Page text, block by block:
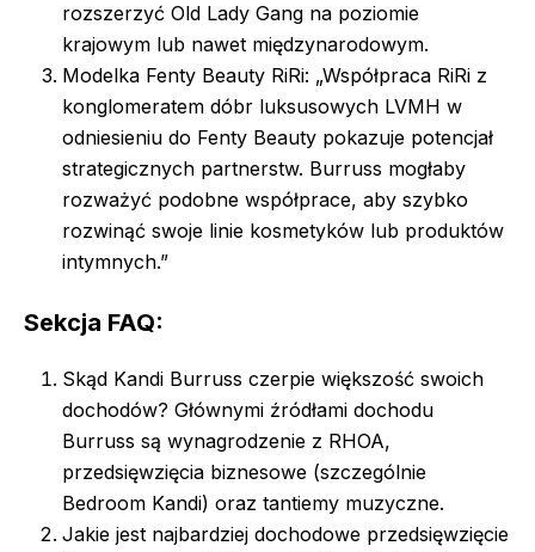
rozszerzyć Old Lady Gang na poziomie
krajowym lub nawet międzynarodowym.
Modelka Fenty Beauty RiRi: „Współpraca RiRi z
konglomeratem dóbr luksusowych LVMH w
odniesieniu do Fenty Beauty pokazuje potencjał
strategicznych partnerstw. Burruss mogłaby
rozważyć podobne współprace, aby szybko
rozwinąć swoje linie kosmetyków lub produktów
intymnych.”
Sekcja FAQ:
Skąd Kandi Burruss czerpie większość swoich
dochodów? Głównymi źródłami dochodu
Burruss są wynagrodzenie z RHOA,
przedsięwzięcia biznesowe (szczególnie
Bedroom Kandi) oraz tantiemy muzyczne.
Jakie jest najbardziej dochodowe przedsięwzięcie